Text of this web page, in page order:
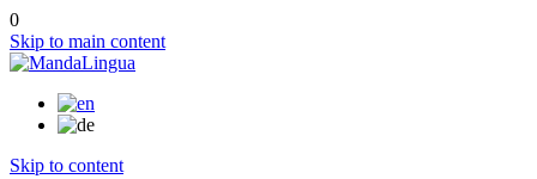
0
Skip to main content
Skip to content